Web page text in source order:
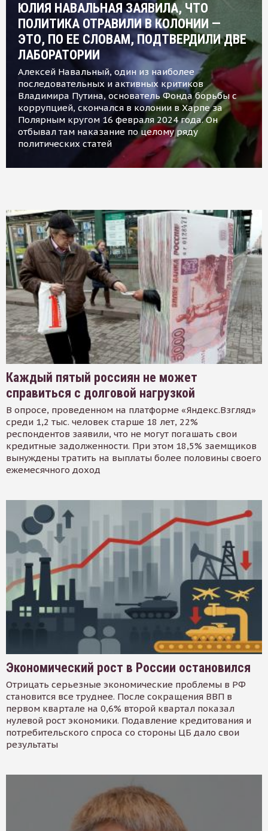
ЮЛИЯ НАВАЛЬНАЯ ЗАЯВИЛА, ЧТО
ПОЛИТИКА ОТРАВИЛИ В КОЛОНИИ —
ЭТО, ПО ЕЕ СЛОВАМ, ПОДТВЕРДИЛИ ДВЕ
ЛАБОРАТОРИИ
Алексей Навальный, один из наиболее
последовательных и активных критиков
Владимира Путина, основатель Фонда борьбы с
коррупцией, скончался в колонии в Харпе за
Полярным кругом 16 февраля 2024 года. Он
отбывал там наказание по целому ряду
политических статей
Каждый пятый россиян не может
справиться с долговой нагрузкой
В опросе, проведенном на платформе «Яндекс.Взгляд»
среди 1,2 тыс. человек старше 18 лет, 22%
респондентов заявили, что не могут погашать свои
кредитные задолженности. При этом 18,5% заемщиков
вынуждены тратить на выплаты более половины своего
ежемесячного доход
Экономический рост в России остановился
Отрицать серьезные экономические проблемы в РФ
становится все труднее. После сокращения ВВП в
первом квартале на 0,6% второй квартал показал
нулевой рост экономики. Подавление кредитования и
потребительского спроса со стороны ЦБ дало свои
результаты